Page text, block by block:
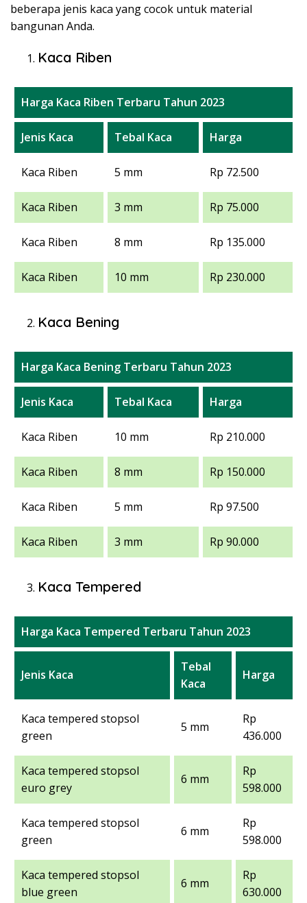
beberapa jenis kaca yang cocok untuk material
bangunan Anda.
Kaca Riben
Harga Kaca Riben Terbaru Tahun 2023
Jenis Kaca Tebal Kaca Harga
Kaca Riben 5 mm Rp 72.500
Kaca Riben 3 mm Rp 75.000
Kaca Riben 8 mm Rp 135.000
Kaca Riben 10 mm Rp 230.000
Kaca Bening
Harga Kaca Bening Terbaru Tahun 2023
Jenis Kaca Tebal Kaca Harga
Kaca Riben 10 mm Rp 210.000
Kaca Riben 8 mm Rp 150.000
Kaca Riben 5 mm Rp 97.500
Kaca Riben 3 mm Rp 90.000
Kaca Tempered
Harga Kaca Tempered Terbaru Tahun 2023
Jenis Kaca
Tebal
Kaca
Harga
Kaca tempered stopsol
green
5 mm
Rp
436.000
Kaca tempered stopsol
euro grey
6 mm
Rp
598.000
Kaca tempered stopsol
green
6 mm
Rp
598.000
Kaca tempered stopsol
blue green
6 mm
Rp
630.000